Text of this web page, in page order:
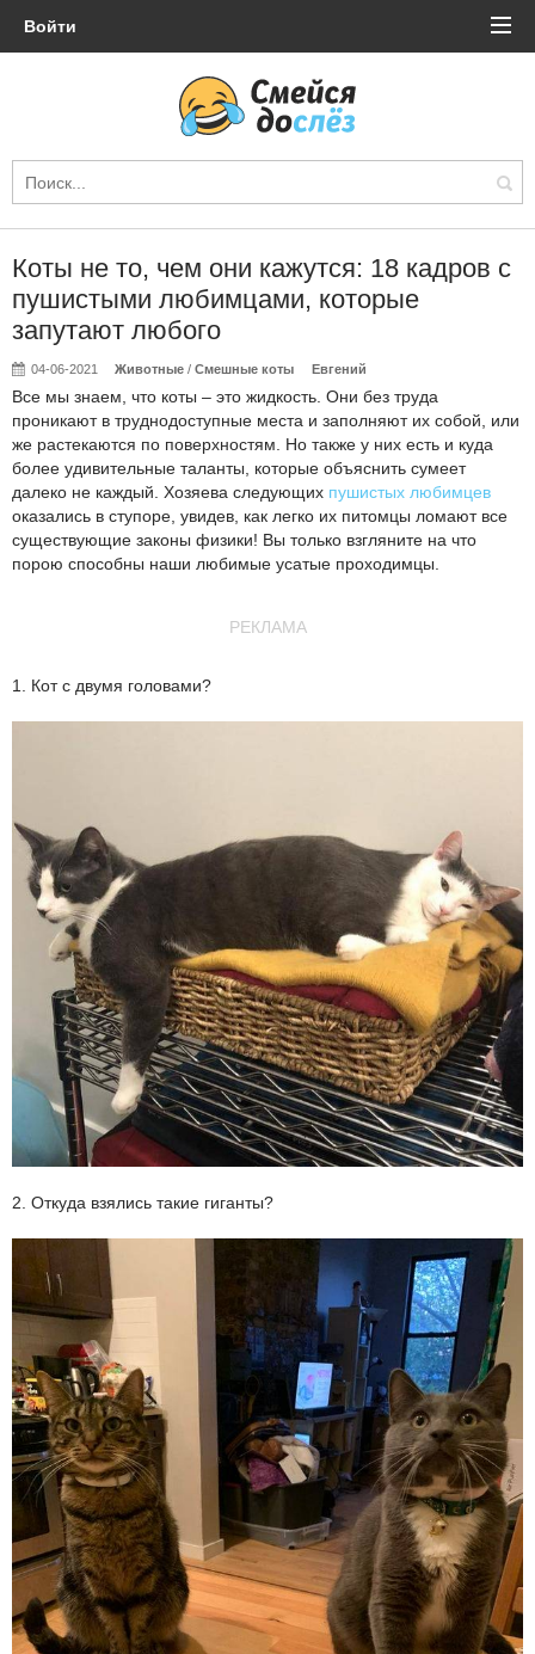
Войти
Коты не то, чем они кажутся: 18 кадров с
пушистыми любимцами, которые
запутают любого
04-06-2021 Животные /Смешные коты Евгений
Все мы знаем, что коты – это жидкость. Они без труда
проникают в труднодоступные места и заполняют их собой, или
же растекаются по поверхностям. Но также у них есть и куда
более удивительные таланты, которые объяснить сумеет
далеко не каждый. Хозяева следующих пушистых любимцев
оказались в ступоре, увидев, как легко их питомцы ломают все
существующие законы физики! Вы только взгляните на что
порою способны наши любимые усатые проходимцы.
РЕКЛАМА
1. Кот с двумя головами?
2. Откуда взялись такие гиганты?